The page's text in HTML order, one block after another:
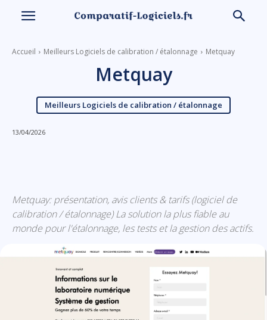
Accueil Meilleurs Logiciels de calibration / étalonnage Metquay
Metquay
Meilleurs Logiciels de calibration / étalonnage
13/04/2026
Metquay: présentation, avis clients & tarifs (logiciel de
calibration / étalonnage) La solution la plus fiable au
monde pour l'étalonnage, les tests et la gestion des actifs.